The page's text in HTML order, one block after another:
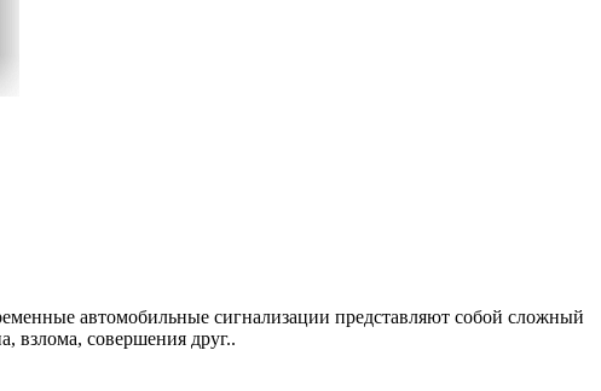
автомобильные сигнализации представляют собой сложный
взлома, совершения друг..